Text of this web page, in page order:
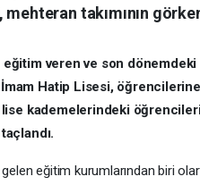
takımının
veren ve son dönemdeki
Hatip Lisesi,
lise kademelerindeki
eğitim kurumlarından biri